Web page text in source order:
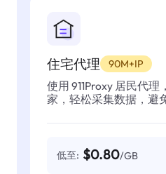
住宅代理 90M+IP
使用 911Proxy 居民代理
家，轻松采集数据，避
低至: $0.80/GB